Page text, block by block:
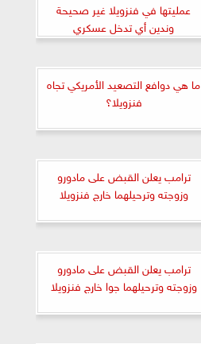
عمليتها في فنزويلا غير صحيحة
وندين أي تدخل عسكري
ما هي دوافع التصعيد الأمريكي تجاه
فنزويلا؟
ترامب يعلن القبض على مادورو
وزوجته وترحيلهما خارج فنزويلا
ترامب يعلن القبض على مادورو
وزوجته وترحيلهما جوا خارج فنزويلا